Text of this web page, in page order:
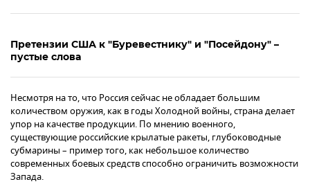
Претензии США к "Буревестнику" и "Посейдону" –
пустые слова
Несмотря на то, что Россия сейчас не обладает большим
количеством оружия, как в годы Холодной войны, страна делает
упор на качестве продукции. По мнению военного,
существующие российские крылатые ракеты, глубоководные
субмарины – пример того, как небольшое количество
современных боевых средств способно ограничить возможности
Запада.